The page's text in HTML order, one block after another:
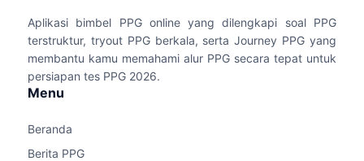
Aplikasi bimbel PPG online yang dilengkapi soal PPG
terstruktur, tryout PPG berkala, serta Journey PPG yang
membantu kamu memahami alur PPG secara tepat untuk
persiapan tes PPG 2026.
Menu
Beranda
Berita PPG